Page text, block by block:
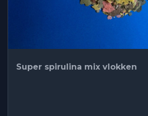
Super spirulina mix vlokken